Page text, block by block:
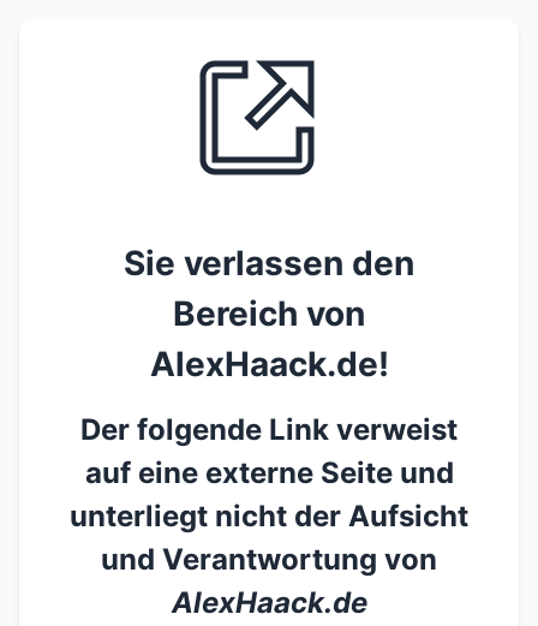
Sie verlassen den
Bereich von
AlexHaack.de!
Der folgende Link verweist
auf eine externe Seite und
unterliegt nicht der Aufsicht
und Verantwortung von
AlexHaack.de